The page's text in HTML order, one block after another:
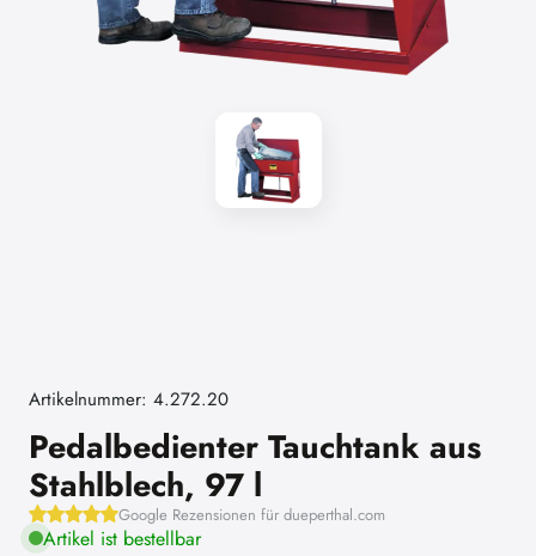
Artikelnummer: 4.272.20
Pedalbedienter Tauchtank aus
Stahlblech, 97 l
Google Rezensionen für dueperthal.com
Artikel ist bestellbar